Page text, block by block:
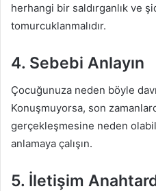
herhangi bir saldırganlık ve
tomurcuklanmalıdır.
4. Sebebi Anlayın
Çocuğunuza neden böyle
Konuşmuyorsa, son
gerçekleşmesine neden
anlamaya çalışın.
5. İletişim